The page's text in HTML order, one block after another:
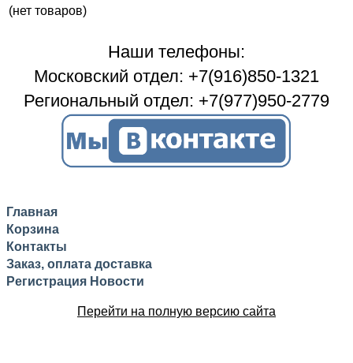
(нет товаров)
Наши телефоны:
Московский отдел: +7(916)850-1321
Региональный отдел: +7(977)950-2779
Главная
Корзина
Контакты
Заказ, оплата доставка
Регистрация Новости
Перейти на полную версию сайта